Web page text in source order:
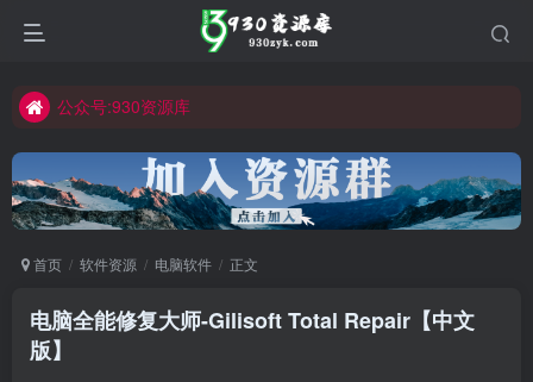
公众号:930资源库
首页 软件资源 电脑软件 正文
电脑全能修复大师-Gilisoft Total Repair【中文
版】